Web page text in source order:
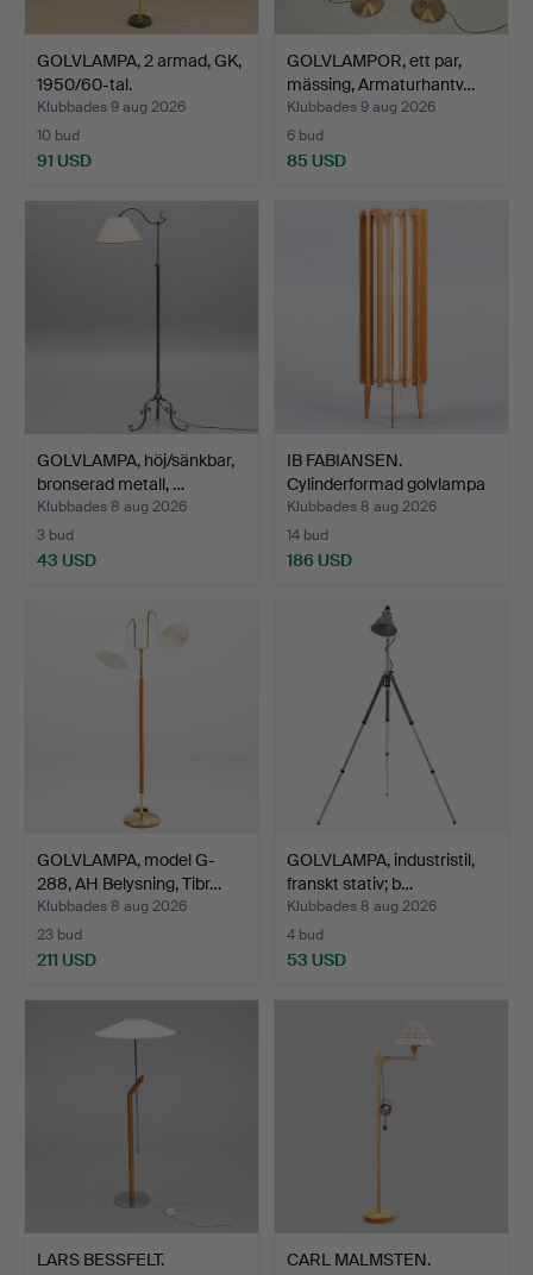
GOLVLAMPA, 2 armad, GK,
1950/60-tal.
Klubbades 9 aug 2026
10 bud
91 USD
GOLVLAMPOR, ett par,
mässing, Armaturhantv…
Klubbades 9 aug 2026
6 bud
85 USD
GOLVLAMPA, höj/sänkbar,
bronserad metall, …
Klubbades 8 aug 2026
3 bud
43 USD
IB FABIANSEN.
Cylinderformad golvlampa
med…
Klubbades 8 aug 2026
14 bud
186 USD
GOLVLAMPA, model G-
288, AH Belysning, Tibr…
Klubbades 8 aug 2026
23 bud
211 USD
GOLVLAMPA, industristil,
franskt stativ; b…
Klubbades 8 aug 2026
4 bud
53 USD
LARS BESSFELT.
CARL MALMSTEN.